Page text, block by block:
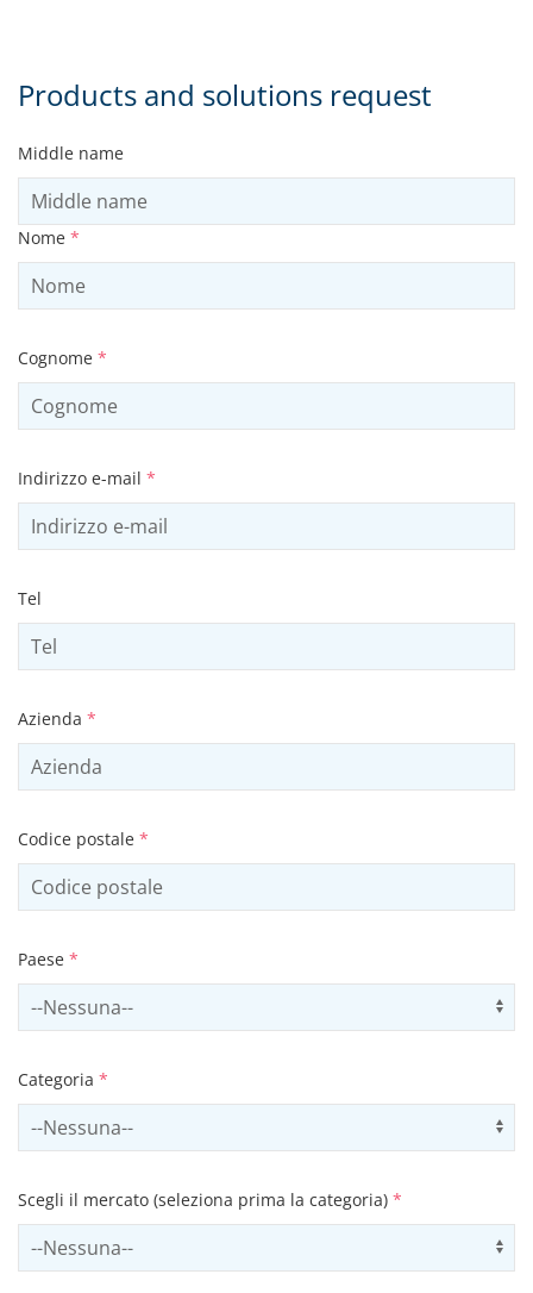
Products and solutions request
Middle name
Nome *
Cognome *
Indirizzo e-mail *
Tel
Azienda *
Codice postale *
Paese *
Select country
Categoria *
Select contactCategory
Scegli il mercato (seleziona prima la categoria) *
Select sector